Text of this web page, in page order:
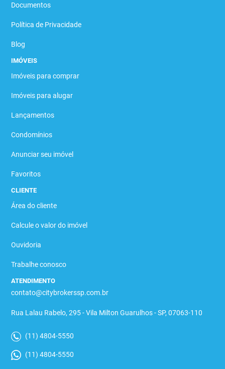
Documentos
Política de Privacidade
Blog
IMÓVEIS
Imóveis para comprar
Imóveis para alugar
Lançamentos
Condomínios
Anunciar seu imóvel
Favoritos
CLIENTE
Área do cliente
Calcule o valor do imóvel
Ouvidoria
Trabalhe conosco
ATENDIMENTO
contato@citybrokerssp.com.br
Rua Lalau Rabelo, 295 - Vila Milton Guarulhos - SP, 07063-110
(11) 4804-5550
(11) 4804-5550